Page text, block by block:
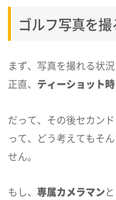
ゴルフ写真を
まず、写真を撮れる状
正直、 ティーショット時
だって、その後セカン
って、どう考えてもそ
せん。
もし、専属カメラマン